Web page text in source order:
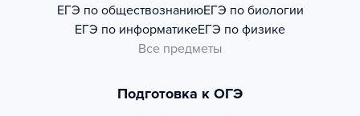
ЕГЭ по обществознаниюЕГЭ по биологии
ЕГЭ по информатикеЕГЭ по физике
Все предметы
Подготовка к ОГЭ